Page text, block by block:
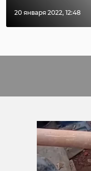
20 января 2022, 12:48